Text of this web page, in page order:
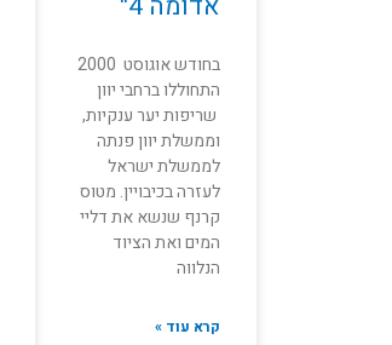
בחודש אוגוסט 2000
התחוללו ברחבי יוון
שריפות יער ענקיות,
וממשלת יוון פנתה
לממשלת ישראל
לעזרה בכיבויין. מטוס
קרנף שנשא את דליי
המים ואת הציוד
הנלווה
קרא עוד »